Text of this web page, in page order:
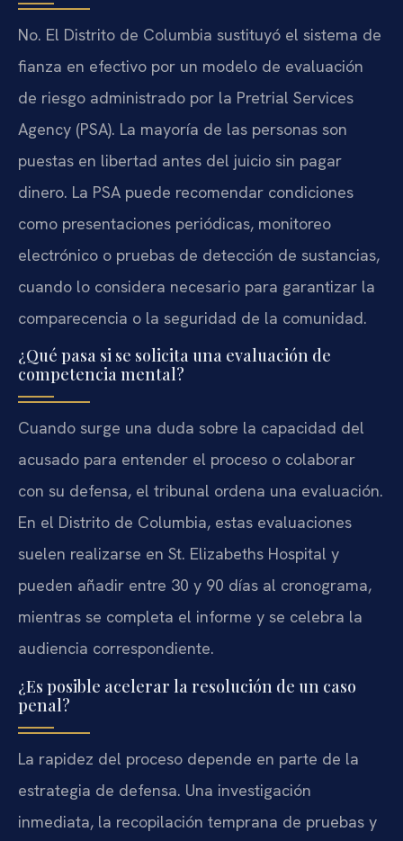
No. El Distrito de Columbia sustituyó el sistema de
fianza en efectivo por un modelo de evaluación
de riesgo administrado por la Pretrial Services
Agency (PSA). La mayoría de las personas son
puestas en libertad antes del juicio sin pagar
dinero. La PSA puede recomendar condiciones
como presentaciones periódicas, monitoreo
electrónico o pruebas de detección de sustancias,
cuando lo considera necesario para garantizar la
comparecencia o la seguridad de la comunidad.
¿Qué pasa si se solicita una evaluación de
competencia mental?
Cuando surge una duda sobre la capacidad del
acusado para entender el proceso o colaborar
con su defensa, el tribunal ordena una evaluación.
En el Distrito de Columbia, estas evaluaciones
suelen realizarse en St. Elizabeths Hospital y
pueden añadir entre 30 y 90 días al cronograma,
mientras se completa el informe y se celebra la
audiencia correspondiente.
¿Es posible acelerar la resolución de un caso
penal?
La rapidez del proceso depende en parte de la
estrategia de defensa. Una investigación
inmediata, la recopilación temprana de pruebas y